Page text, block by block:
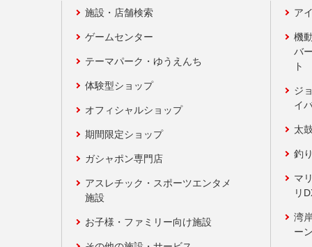
施設・店舗検索
ゲームセンター
テーマパーク・ゆうえんち
体験型ショップ
オフィシャルショップ
期間限定ショップ
ガシャポン専門店
アスレチック・スポーツエンタメ
施設
お子様・ファミリー向け施設
ア
機
バ
ト
ジ
イ
太
釣
マ
リ
湾
ー